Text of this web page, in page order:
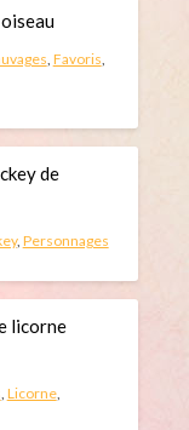
, Favoris,
de
, Personnages
licorne
Licorne,